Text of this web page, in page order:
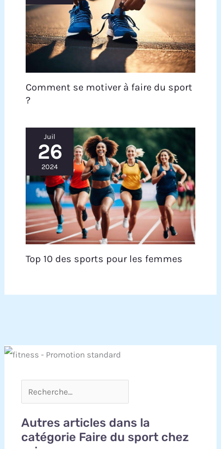
Comment se motiver à faire du sport
?
Juil
26
2024
Top 10 des sports pour les femmes
Autres articles dans la
catégorie Faire du sport chez